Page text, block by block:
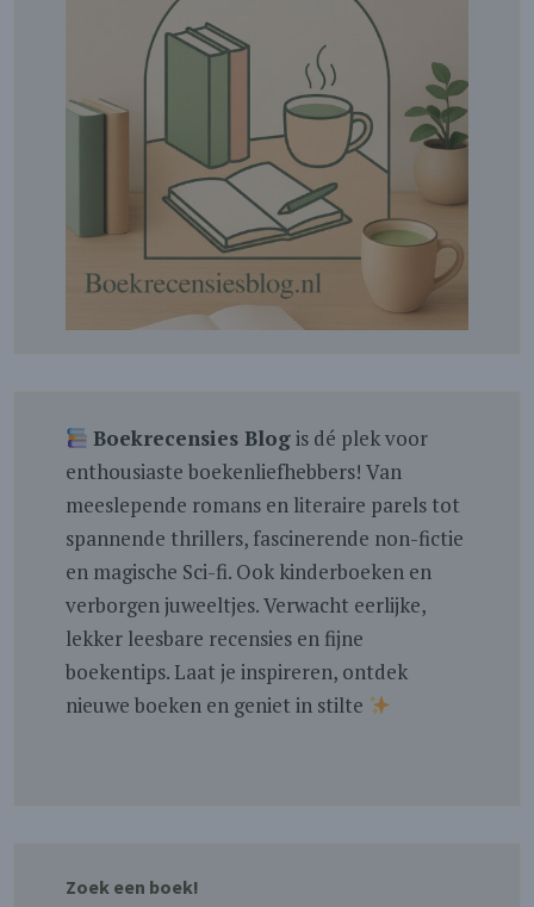
Boekrecensies Blogis dé plek voor
enthousiaste boekenliefhebbers! Van
meeslepende romans en literaire parels tot
spannende thrillers, fascinerende non-fictie
en magische Sci-fi. Ook kinderboeken en
verborgen juweeltjes. Verwacht eerlijke,
lekker leesbare recensies en fijne
boekentips. Laat je inspireren, ontdek
nieuwe boeken en geniet in stilte
Zoek een boek!